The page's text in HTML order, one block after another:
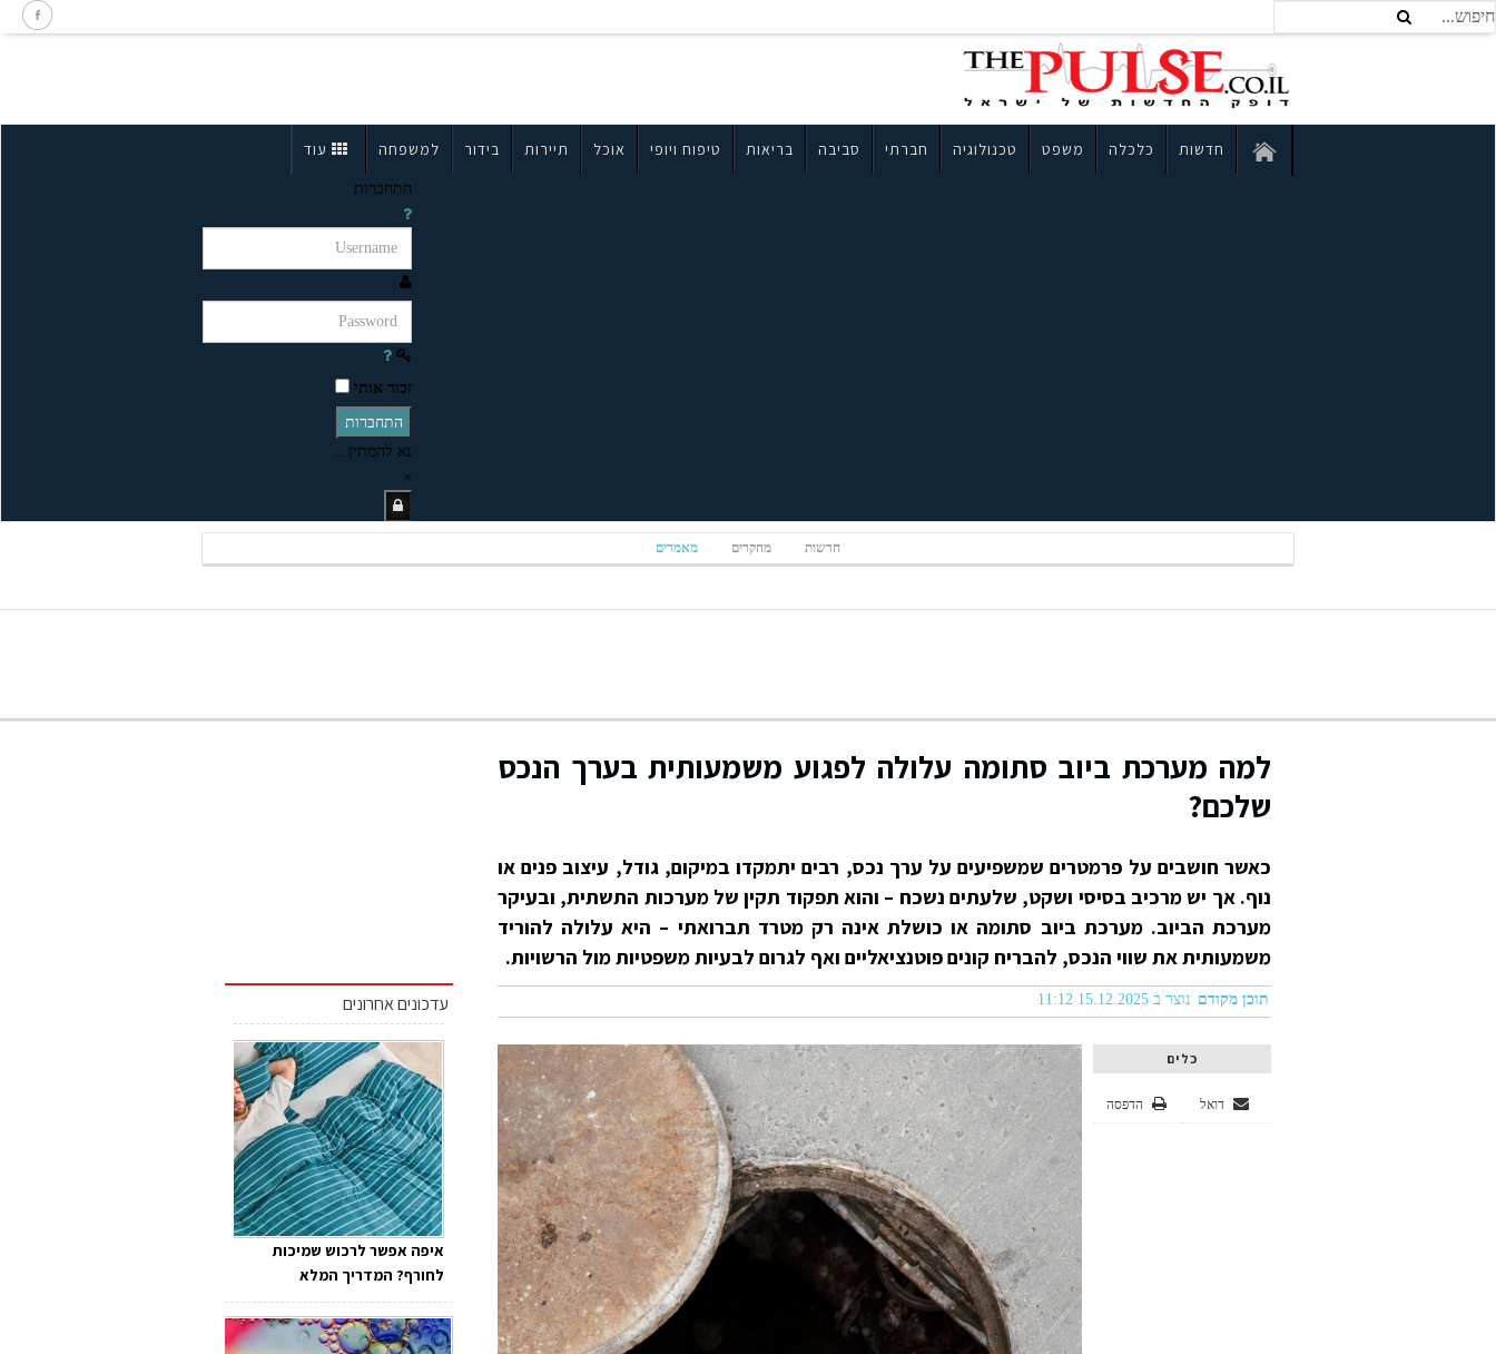
חדשות כלכלה משפט טכנולוגיה חברתי סביבה בריאות טיפוח ויופי אוכל תיירות בידור למשפחה עוד
התחברות
זכור אותי
התחברות
נא להמתין...
×
חדשות מחקרים מאמרים
למה מערכת ביוב סתומה עלולה לפגוע משמעותית בערך הנכס
שלכם?
כאשר חושבים על פרמטרים שמשפיעים על ערך נכס, רבים יתמקדו במיקום, גודל, עיצוב פנים או
נוף. אך יש מרכיב בסיסי ושקט, שלעתים נשכח – והוא תפקוד תקין של מערכות התשתית, ובעיקר
מערכת הביוב. מערכת ביוב סתומה או כושלת אינה רק מטרד תברואתי – היא עלולה להוריד
משמעותית את שווי הנכס, להבריח קונים פוטנציאליים ואף לגרום לבעיות משפטיות מול הרשויות.
תוכן מקודם נוצר ב 15.12.2025 11:12
כלים
הדפסה דואל
עדכונים אחרונים
איפה אפשר לרכוש שמיכות
לחורף? המדריך המלא